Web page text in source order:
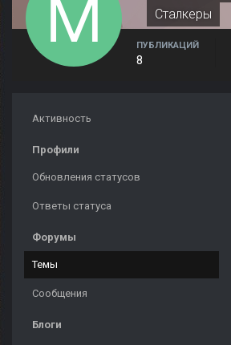
Сталкеры
ПУБЛИКАЦИЙ
8
Активность
Профили
Обновления статусов
Ответы статуса
Форумы
Темы
Сообщения
Блоги